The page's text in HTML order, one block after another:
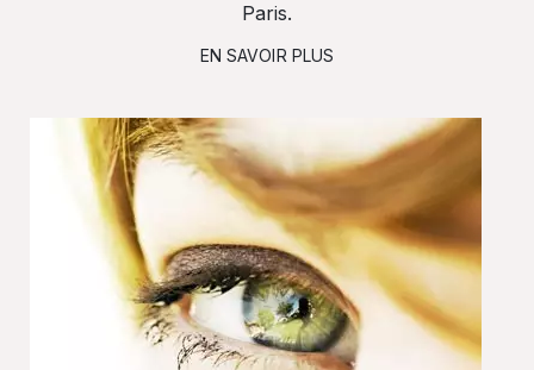
Paris.
EN SAVOIR PLUS